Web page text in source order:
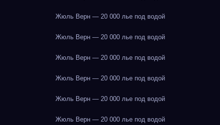
Жюль Верн — 20 000 лье под водой
Жюль Верн — 20 000 лье под водой
Жюль Верн — 20 000 лье под водой
Жюль Верн — 20 000 лье под водой
Жюль Верн — 20 000 лье под водой
Жюль Верн — 20 000 лье под водой